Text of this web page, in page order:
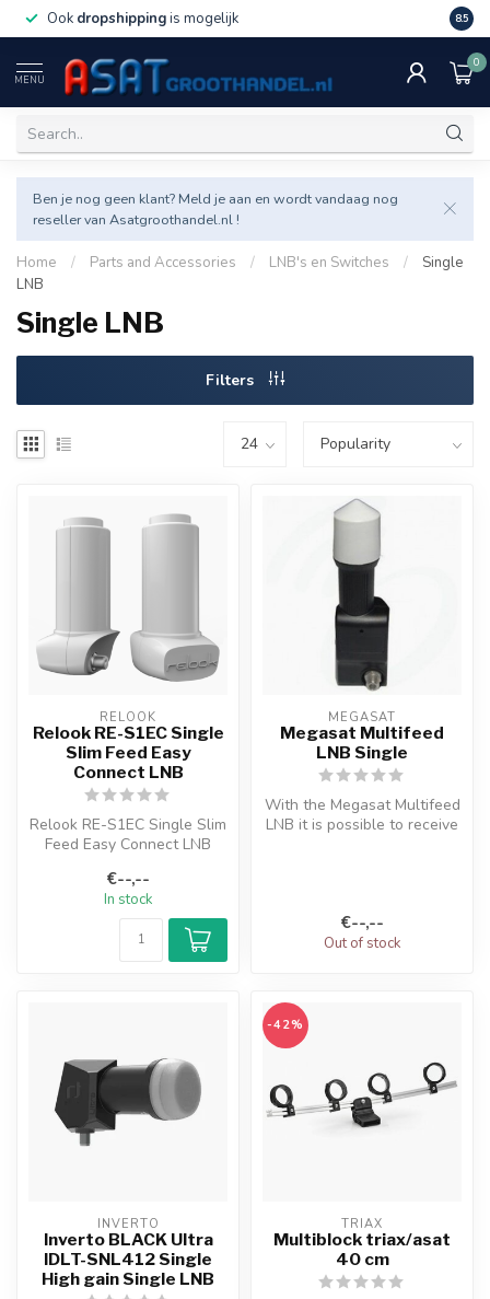
Ook dropshippingis mogelijk Veel
8.5
MENU
0
Ben je nog geen klant? Meld je aan en wordt vandaag nog
reseller van Asatgroothandel.nl !
Home / Parts and Accessories / LNB's en Switches /
Single
LNB
Single LNB
Filters
RELOOK
Relook RE-S1EC Single
Slim Feed Easy
Connect LNB
Relook RE-S1EC Single Slim
Feed Easy Connect LNB
AL...
€--,--
In stock
MEGASAT
Megasat Multifeed
LNB Single
With the Megasat Multifeed
LNB it is possible to receive
€--,--
Out of stock
INVERTO
Inverto BLACK Ultra
IDLT-SNL412 Single
High gain Single LNB
-42%
TRIAX
Multiblock triax/asat
40 cm